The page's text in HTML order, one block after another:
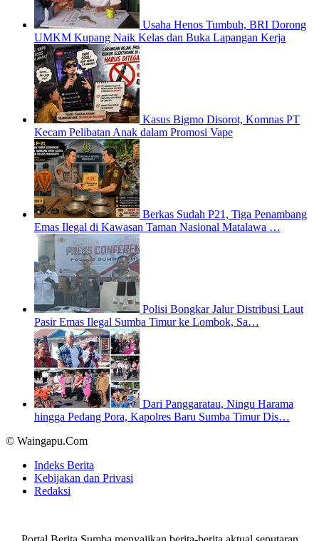
Usaha Henos Tumbuh, BRI Dorong
UMKM Kupang Naik Kelas dan Buka Lapangan Kerja
Kasus Bigmo Disorot, Komnas PT
Kecam Pelibatan Anak dalam Promosi Vape
Berkas Sudah P21, Tiga Penambang
Emas Ilegal di Kawasan Taman Nasional Matalawa …
Polisi Bongkar Jalur Distribusi Laut
Pasir Emas Ilegal Sumba Timur ke Lombok, Sa…
Dari Panggaratau, Ningu Harama
hingga Pedang Pora, Kapolres Baru Sumba Timur Dis…
© Waingapu.Com
Indeks Berita
Kebijakan dan Privasi
Redaksi